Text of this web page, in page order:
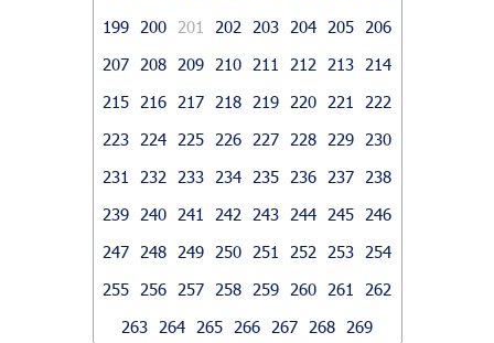
199
200 201 202 203 204 205
206
207
208 209 210 211 212 213
214
215
216 217 218 219 220 221
222
223
224 225 226 227 228 229
230
231
232 233 234 235 236 237
238
239
240 241 242 243 244 245
246
247
248 249 250 251 252 253
254
255
256 257 258 259 260 261
262
263
264 265 266 267 268 269